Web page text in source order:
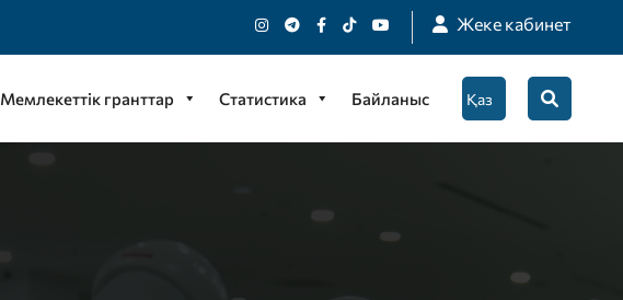
Жеке кабинет
Мемлекеттік гранттар Статистика Байланыс